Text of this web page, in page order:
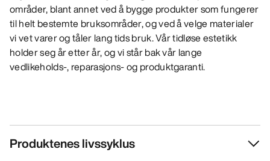
områder, blant annet ved å bygge produkter som fungerer
til helt bestemte bruksområder, og ved å velge materialer
vi vet varer og tåler lang tids bruk. Vår tidløse estetikk
holder seg år etter år, og vi står bak vår lange
vedlikeholds-, reparasjons- og produktgaranti.
Produktenes livssyklus